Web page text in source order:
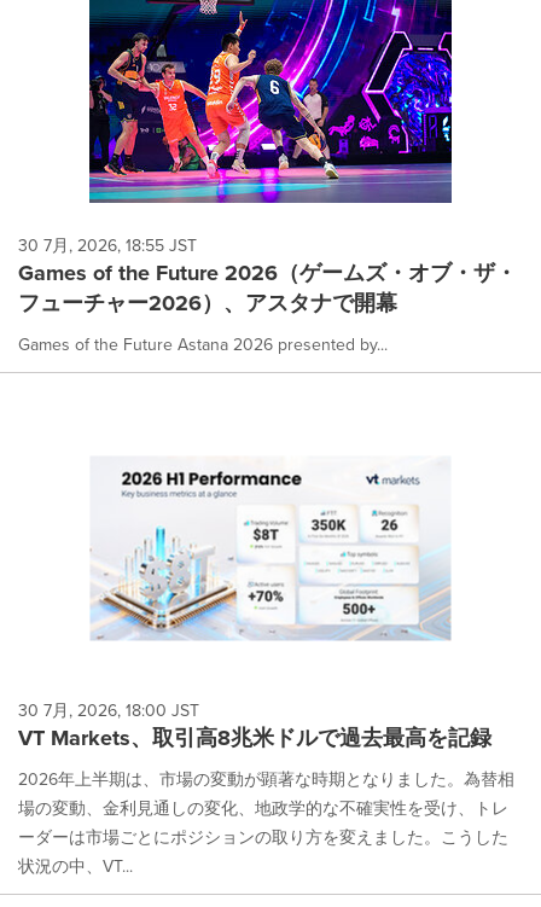
30 7月, 2026, 18:55 JST
Games of the Future 2026（ゲームズ・オブ・ザ・
フューチャー2026）、アスタナで開幕
Games of the Future Astana 2026 presented by...
30 7月, 2026, 18:00 JST
VT Markets、取引高8兆米ドルで過去最高を記録
2026年上半期は、市場の変動が顕著な時期となりました。為替相
場の変動、金利見通しの変化、地政学的な不確実性を受け、トレ
ーダーは市場ごとにポジションの取り方を変えました。こうした
状況の中、VT...